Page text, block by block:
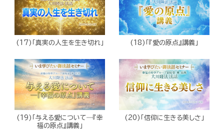
(17)「真実の人生を生き切れ」 (18)「『愛の原点』講義」
(19)「与える愛について―『幸
福の原点』講義」
(20)「信仰に生きる美しさ」